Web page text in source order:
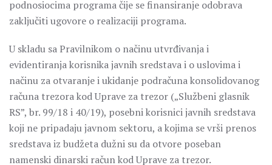
podnosiocima programa čije se finansiranje odobrava
zaključiti ugovore o realizaciji programa.
U skladu sa Pravilnikom o načinu utvrđivanja i
evidentiranja korisnika javnih sredstava i o uslovima i
načinu za otvaranje i ukidanje podračuna konsolidovanog
računa trezora kod Uprave za trezor („Službeni glasnik
RS”, br. 99/18 i 40/19), posebni korisnici javnih sredstava
koji ne pripadaju javnom sektoru, a kojima se vrši prenos
sredstava iz budžeta dužni su da otvore poseban
namenski dinarski račun kod Uprave za trezor.